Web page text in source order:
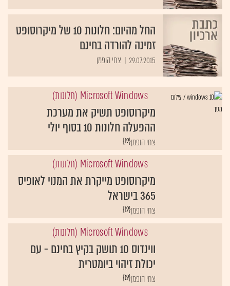
החל מהיום: חלונות 10 של מיקרוסופט
זמינה להורדה בחינם
29.07.2015 צחי הופמן
Microsoft Windows (חלונות)
מיקרוסופט תשיק את מערכת
ההפעלה חלונות 10 בסוף יולי
{19}צחי הופמן
Microsoft Windows (חלונות)
מיקרוסופט מייקרת את המנוי לאופיס
365 בישראל
{19}צחי הופמן
Microsoft Windows (חלונות)
ווינדוס 10 תושק בקיץ בחינם - עם
יכולת זיהוי ביומטרית
{19}צחי הופמן